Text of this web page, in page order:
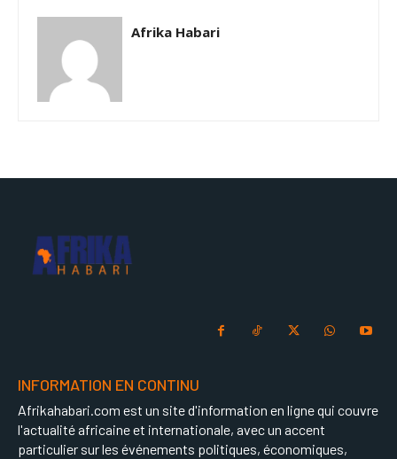
Afrika Habari
INFORMATION EN CONTINU
Afrikahabari.com est un site d'information en ligne qui couvre
l'actualité africaine et internationale, avec un accent
particulier sur les événements politiques, économiques,